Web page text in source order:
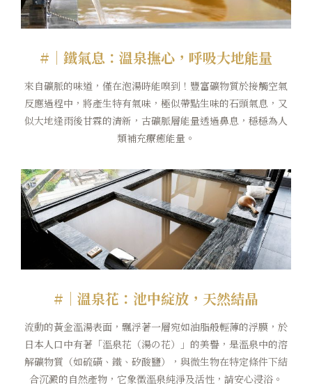
#｜鐵氣息：溫泉撫心，呼吸大地能量
來自礦脈的味道，僅在泡湯時能嗅到！豐富礦物質於接觸空氣
反應過程中，將產生特有氣味，極似帶點生味的石頭氣息，又
似大地逢雨後甘霖的清新，古礦脈層能量透過鼻息，穩穩為人
類補充療癒能量。
#｜溫泉花：池中綻放，天然結晶
流動的黃金溫湯表面，飄浮著一層宛如油脂般輕薄的浮膜，於
日本人口中有著「溫泉花（湯の花）」的美譽，是溫泉中的溶
解礦物質（如硫磺、鐵、矽酸鹽），與微生物在特定條件下結
合沉澱的自然產物，它象徵溫泉純淨及活性，請安心浸浴。